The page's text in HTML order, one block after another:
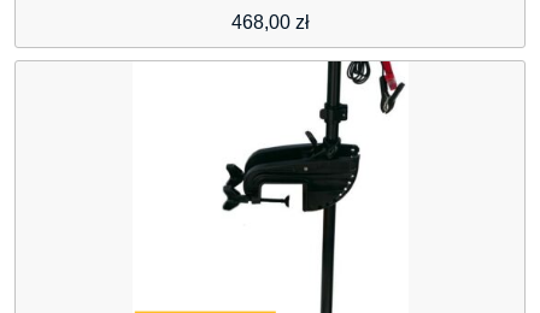
468,00 zł